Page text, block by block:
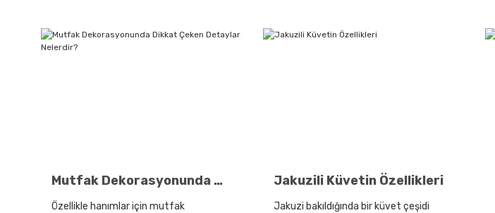
Mutfak Dekorasyonunda Dikkat Çeken Detaylar Nelerdir?
Özellikle hanımlar için mutfak
Jakuzili Küvetin Özellikleri
Jakuzi bakıldığında bir küvet çeşidi